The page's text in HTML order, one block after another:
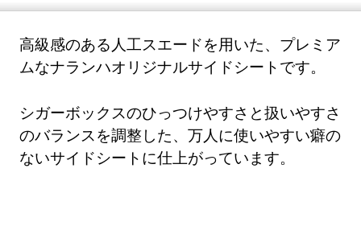
高級感のある人工スエードを用いた、プレミア
ムなナランハオリジナルサイドシートです。
シガーボックスのひっつけやすさと扱いやすさ
のバランスを調整した、万人に使いやすい癖の
ないサイドシートに仕上がっています。